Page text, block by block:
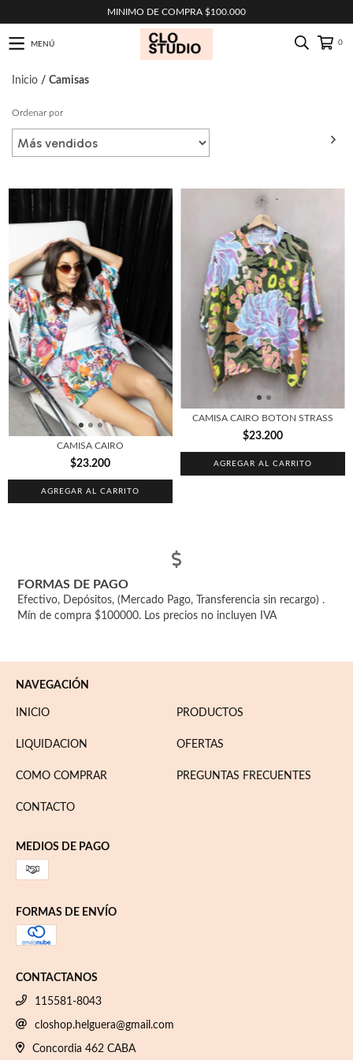
MINIMO DE COMPRA $100.000
MENÚ 0
Inicio / Camisas
Ordenar por
CAMISA CAIRO
$23.200
AGREGAR AL CARRITO
CAMISA CAIRO BOTON STRASS
$23.200
AGREGAR AL CARRITO
FORMAS DE PAGO
Efectivo, Depósitos, (Mercado Pago, Transferencia sin recargo) .
Mín de compra $100000. Los precios no incluyen IVA
NAVEGACIÓN
INICIO PRODUCTOS
LIQUIDACION OFERTAS
COMO COMPRAR PREGUNTAS FRECUENTES
CONTACTO
MEDIOS DE PAGO
FORMAS DE ENVÍO
CONTACTANOS
115581-8043
closhop.helguera@gmail.com
Concordia 462 CABA